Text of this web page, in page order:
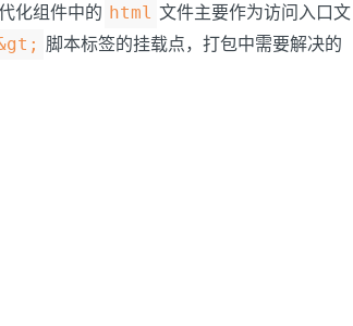
化组件中的 html 文件主要作为访问入口文
脚本标签的挂载点，打包中需要解决的